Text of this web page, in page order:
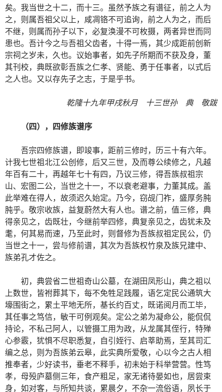
矣。我当世之十二，而十三。虽然予族之有谱征，前之人为
之，则属吾祖父以上，咸凋铬不可追询，前之人为之，而后
不继，则属而孙子以下，必复涣漫不可枚摄，两者异世而同
患也。吾计今之与吾祖父齿者，十得一焉，其少成距前创新
宗祠之岁未，久也。议始事者，如先子所期而不获及身，董
其刊校，典既欲彰吾族之仁孝、贤能、勇于任事者，以式后
之人也。又以存先子之志，于是乎书。
乾隆十九年甲戌秋月 十三世孙 典 敬跋
（四），四修族谱序
吾宗四修族谱，即竣事，距前三修时，历三十有六年。
计我七世祖北江公创修，后又三世，及而尊公续修之，凡越
年百有二十，再越年七十有四，乃议三修，得吾族叔祖宗
山、宏图二公，当世之十一，不以衰老避事，力董其成。盖
此举难在得人，故须迟久始定。乃今，窃觇门祚，盛厚务肫
肫乎。敬宗收族，益复蔚然大有人也。谱之前，值三修，典
得亲见之，齿既壮，今继前举四修，典复亲见之，齿犹未及
耄，何其易而速，乃至此时，则督修为吾族叔祖定民公，仍
当世之十一，尝与修前谱，其次为吾族权竹泉及族兄建中、
族弟孔才佐之。
初，典尝省二世祖奇山公墓，在湖田凤形山，典之祖以
上数世，皆祔葬其下，每不免牲足践履，语乞定民公通筑大
壕围街之，累土平地无所，基长约百丈，既诺阅月而工毕，
其任事之笃信，敏干可例观矣。定公之弟为凝命公，能侃侃
持论，不私己阿人，以管摄工用为政，从龙属其侄行，特殚
心参霰，犹惧不尽职悉复，自引姪行、启莘助焉，至其司汇
编之总，则为吾族弟云皋，此实典所爱敬，心以今之古人相
推奉者，少好读书，垂老不释手，初未始于科举营营。性笃
孝，母殁庐墓侧三年，食产粗足，家无诸待晏如也，居尝束
身，如对客，与所知共谈，累晨夕，不杂一流俗语，夙长于